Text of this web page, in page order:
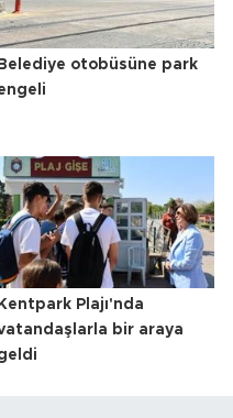
Belediye otobüsüne park
Kentpark Plajı'nda
bir araya